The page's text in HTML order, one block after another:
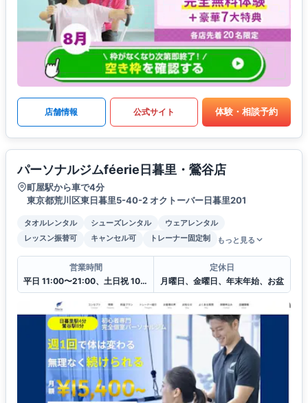
店舗情報 公式サイト 体験・相談予約
パーソナルジムféerie日暮里・鶯谷店
町屋駅から車で4分
東京都荒川区東日暮里5-40-2 オクトーバー日暮里201
タオルレンタル シューズレンタル
ウェアレンタル
レッスン振替可
キャンセル可 トレーナー固定制 もっと見る
営業時間
平日 11:00〜21:00、土日祝 10:00〜20:00
定休日
月曜日、金曜日、年末年始、お盆